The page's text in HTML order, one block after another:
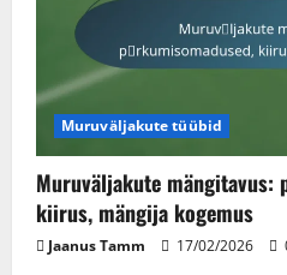
Muruväljakute tüübid
Muruväljakute mängitavus:
kiirus, mängija kogemus
Jaanus Tamm 17/02/2026